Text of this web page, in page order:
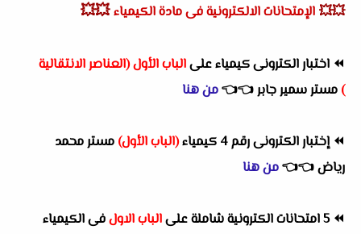
💥💥 الإمتحانات الالكترونية فى مادة الكيمياء 💥💥
⏪ اختبار الكترونى كيمياء علىالباب الأول (العناصر الانتقالية
) مستر سمير جابر👈
👈من هنا
⏪إختبار الكترونى رقم 4 كيمياء (الباب الأول) مستر محمد
رياض👈
👈من هنا
⏪5 امتحانات الكترونية شاملة على الباب الاولفى الكيمياء